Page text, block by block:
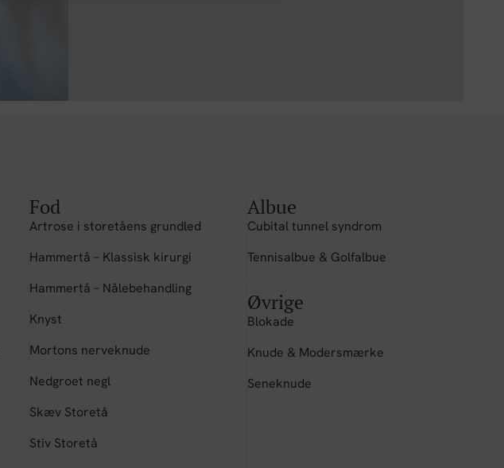
Fod
Artrose i storetåens grundled
Hammertå – Klassisk kirurgi
Hammertå – Nålebehandling
Knyst
Mortons nerveknude
Nedgroet negl
Skæv Storetå
Stiv Storetå
Albue
Cubital tunnel syndrom
Tennisalbue & Golfalbue
Øvrige
Blokade
Knude & Modersmærke
Seneknude